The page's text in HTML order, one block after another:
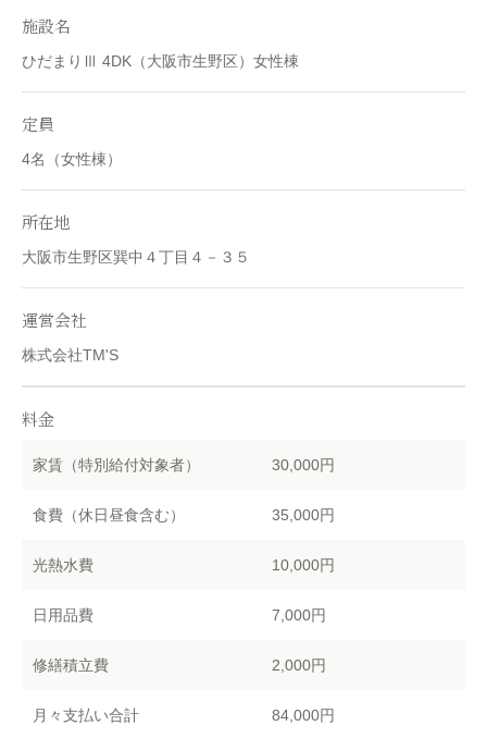
施設名
ひだまりⅢ 4DK（大阪市生野区）女性棟
定員
4名（女性棟）
所在地
大阪市生野区巽中４丁目４－３５
運営会社
株式会社TM'S
料金
家賃（特別給付対象者） 30,000円
食費（休日昼食含む） 35,000円
光熱水費 10,000円
日用品費 7,000円
修繕積立費 2,000円
月々支払い合計 84,000円